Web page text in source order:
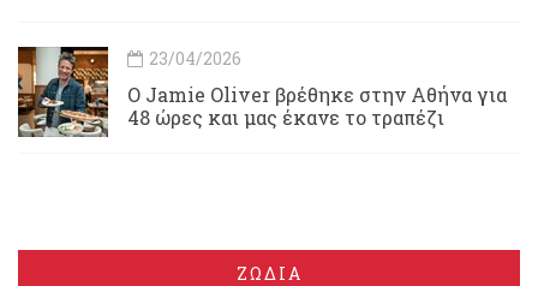
23/04/2026
Ο Jamie Oliver βρέθηκε στην Αθήνα για
48 ώρες και μας έκανε το τραπέζι
ΖΩΔΙΑ